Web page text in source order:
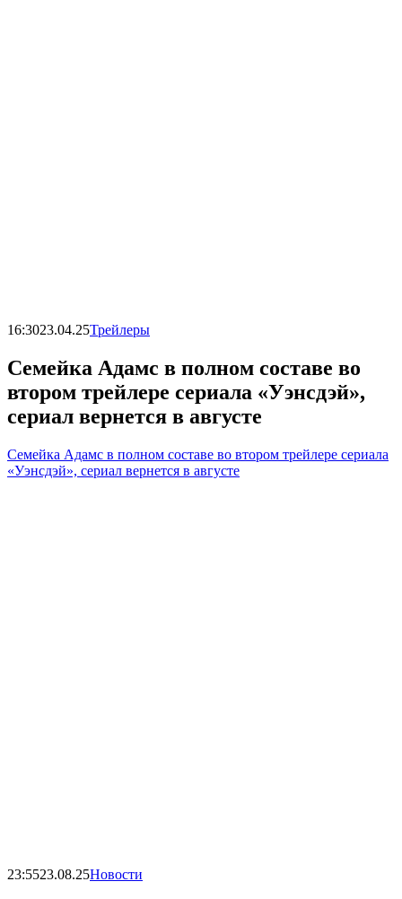
16:3023.04.25Трейлеры
Семейка Адамс в полном составе во
втором трейлере сериала «Уэнсдэй»,
сериал вернется в августе
Семейка Адамс в полном составе во втором трейлере сериала
«Уэнсдэй», сериал вернется в августе
23:5523.08.25Новости